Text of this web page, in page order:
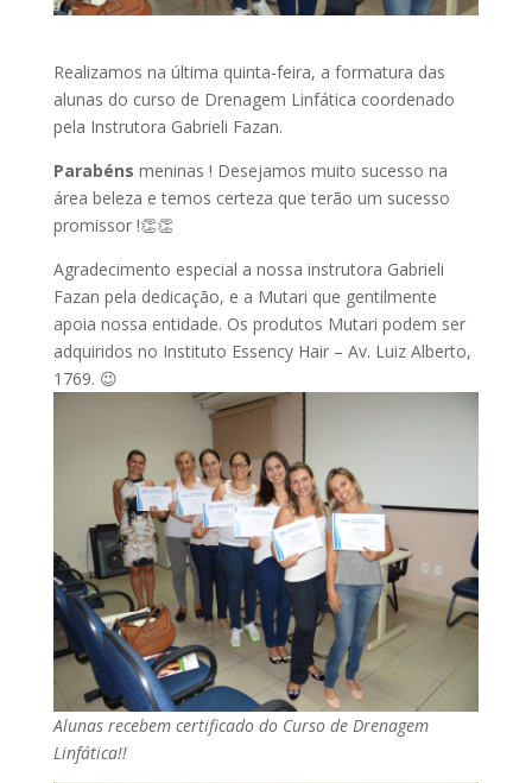
Realizamos na última quinta-feira, a formatura das
alunas do curso de Drenagem Linfática coordenado
pela Instrutora Gabrieli Fazan.
Parabéns meninas ! Desejamos muito sucesso na
área beleza e temos certeza que terão um sucesso
promissor !👏👏
Agradecimento especial a nossa instrutora Gabrieli
Fazan pela dedicação, e a Mutari que gentilmente
apoia nossa entidade. Os produtos Mutari podem ser
adquiridos no Instituto Essency Hair – Av. Luiz Alberto,
1769. 😉
Alunas recebem certificado do Curso de Drenagem
Linfática!!